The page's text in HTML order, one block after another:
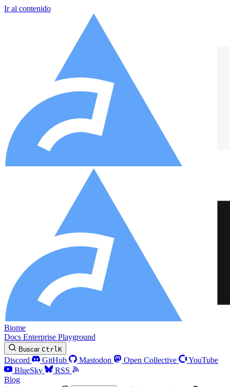
Ir al contenido
Biome
Docs Enterprise Playground
Buscar CtrlK
Discord GitHub Mastodon Open Collective
YouTube
BlueSky
RSS
Blog